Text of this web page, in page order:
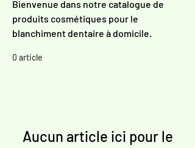
Bienvenue dans notre catalogue de
produits cosmétiques pour le
blanchiment dentaire à domicile.
0 article
Aucun article ici pour le